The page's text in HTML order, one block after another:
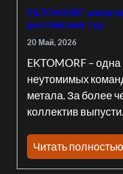
EKTOMORF
российский тур
20 Май, 2026
EKTOMORF –
неутомимых
метала. За более
коллектив
Читать